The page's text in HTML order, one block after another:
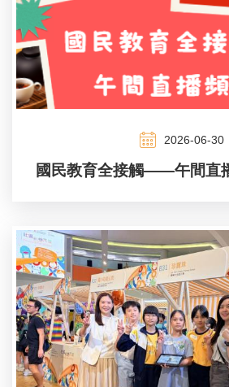
2026-06-30
國民教育全接觸——午間直